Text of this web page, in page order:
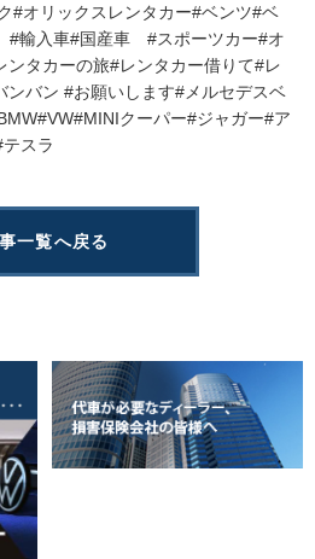
#オリックスレンタカー#ベンツ#ベ
輸入車#国産車 #スポーツカー#オ
ンタカーの旅#レンタカー借りて#レ
ンバン #お願いします#メルセデスベ
クーパー#ジャガー#ア
スラ
一覧へ戻る